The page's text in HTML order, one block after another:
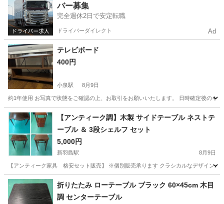
バー募集
完全週休2日で安定転職
ドライバーダイレクト Ad
テレビボード
400円
小泉駅 8月9日
約1年使用 お写真で状態をご確認の上、お取引をお願いいたします。 日時確定後のキ
岐阜 多治見市 収納家具
【アンティーク調】木製 サイドテーブル ネストテ
ーブル ＆ 3段シェルフ セット
5,000円
新羽島駅 8月9日
【アンティーク家具 格安セット販売】 ※個別販売承ります クラシカルなデザインが
岐阜 羽島市 新羽島駅
折りたたみ ローテーブル ブラック 60×45cm 木目
調 センターテーブル